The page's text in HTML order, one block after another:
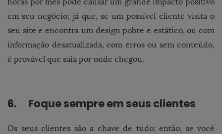
horas por mês pode causar um grande impacto positivo
em seu negócio; já que, se um possível cliente visita o
seu site e encontra um design pobre e estático, ou com
informação desatualizada, com erros ou sem conteúdo,
é provável que saia por onde chegou.
6. Foque sempre em seus clientes
Os seus clientes são a chave de tudo; então, se você